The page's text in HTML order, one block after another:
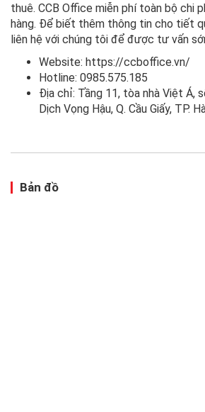
thuê. CCB Office miễn phí toàn bộ chi
hàng. Để biết thêm thông tin cho tiết
liên hệ với chúng tôi để được tư vấn
Website: https://ccboffice.vn/
Hotline: 0985.575.185
Địa chỉ: Tầng 11, tòa nhà Việt Á,
Dịch Vọng Hậu, Q. Cầu Giấy, TP.
Bản đồ